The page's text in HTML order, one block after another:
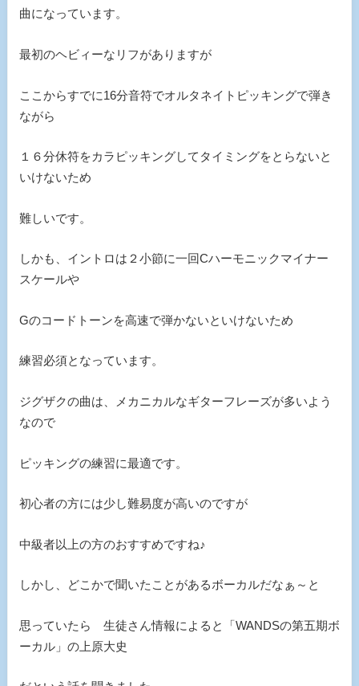
曲になっています。
最初のヘビィーなリフがありますが
ここからすでに16分音符でオルタネイトピッキングで弾き
ながら
１６分休符をカラピッキングしてタイミングをとらないと
いけないため
難しいです。
しかも、イントロは２小節に一回Cハーモニックマイナー
スケールや
Gのコードトーンを高速で弾かないといけないため
練習必須となっています。
ジグザクの曲は、メカニカルなギターフレーズが多いよう
なので
ピッキングの練習に最適です。
初心者の方には少し難易度が高いのですが
中級者以上の方のおすすめですね♪
しかし、どこかで聞いたことがあるボーカルだなぁ～と
思っていたら 生徒さん情報によると「WANDSの第五期ボ
ーカル」の上原大史